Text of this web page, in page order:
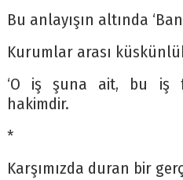
Bu anlayışın altında
Kurumlar arası
‘O iş şuna ait, bu iş
hakimdir.
*
Karşımızda duran bir